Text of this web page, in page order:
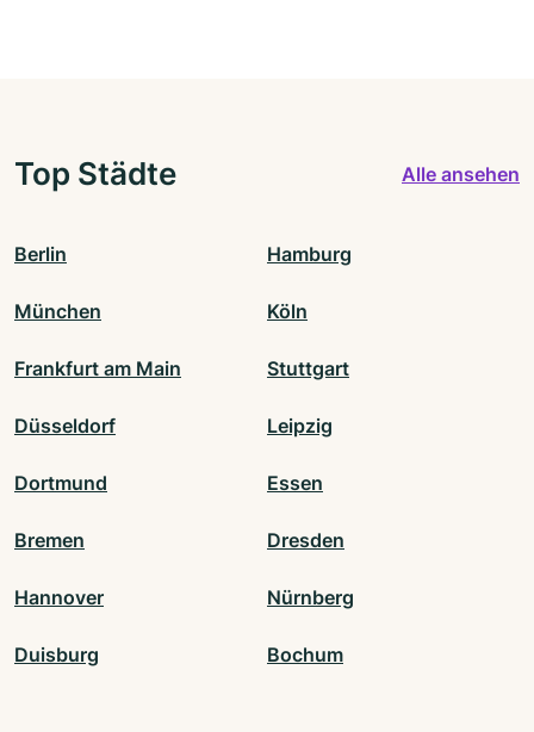
Top Städte Alle ansehen
Berlin Hamburg
München Köln
Frankfurt am Main Stuttgart
Düsseldorf Leipzig
Dortmund Essen
Bremen Dresden
Hannover Nürnberg
Duisburg Bochum